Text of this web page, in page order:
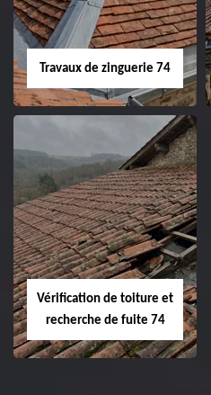
Travaux de zinguerie 74
Vérification de toiture et
recherche de fuite 74